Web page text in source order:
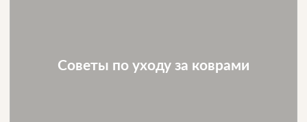
Советы по уходу за коврами